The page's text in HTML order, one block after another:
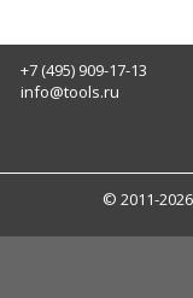
+7 (495) 909-17-13
info@tools.ru
© 2011-